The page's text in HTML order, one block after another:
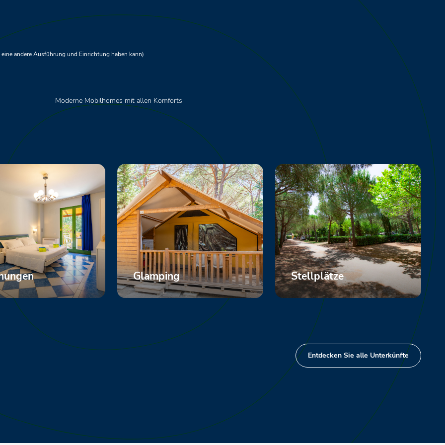
andere Ausführung und Einrichtung haben kann)
Moderne Mobilhomes mit allen Komforts
Glamping
Mehr anzeigen
Stellplätze
Mehr anzeigen
Entdecken Sie alle Unterkünfte